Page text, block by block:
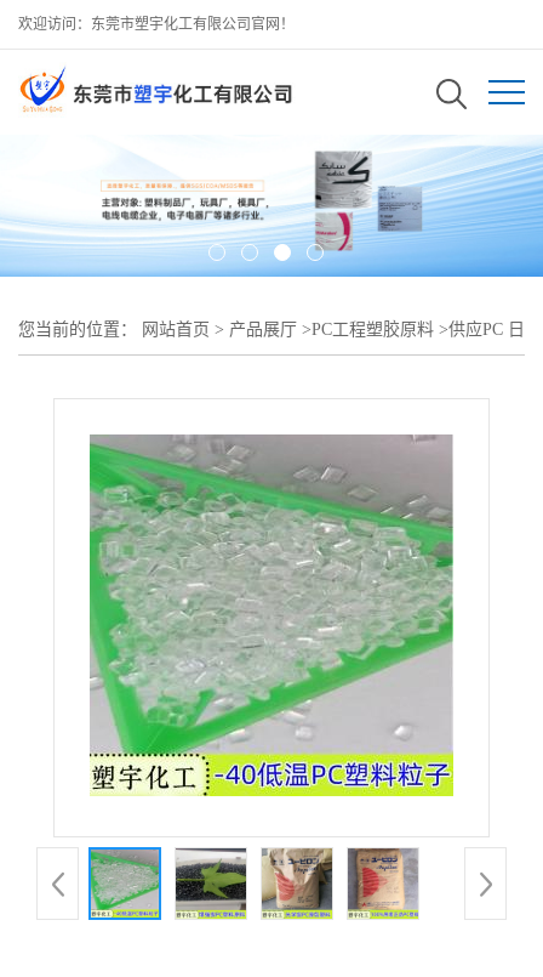
欢迎访问：东莞市塑宇化工有限公司官网！
您当前的位置： 网站首页 > 产品展厅 >PC工程塑胶原料 >供应PC 日